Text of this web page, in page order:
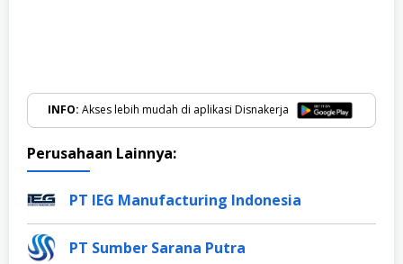
INFO: Akses lebih mudah di aplikasi Disnakerja
Perusahaan Lainnya:
PT IEG Manufacturing Indonesia
PT Sumber Sarana Putra